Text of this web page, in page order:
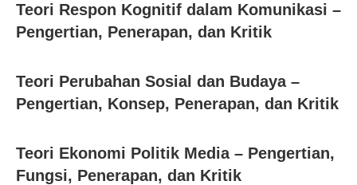
Teori Respon Kognitif dalam Komunikasi –
Pengertian, Penerapan, dan Kritik
Teori Perubahan Sosial dan Budaya –
Pengertian, Konsep, Penerapan, dan Kritik
Teori Ekonomi Politik Media – Pengertian,
Fungsi, Penerapan, dan Kritik